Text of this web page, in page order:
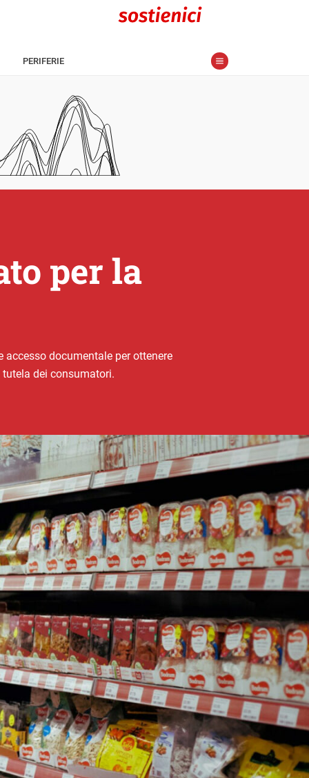
PERIFERIE
per la
documentale per ottenere
dei consumatori.